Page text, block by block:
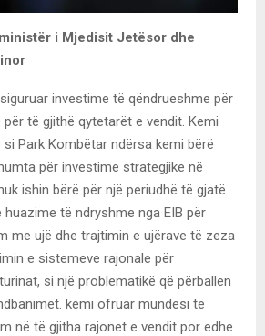
i Mjedisit Jetësor dhe
investime të qëndrueshme për
të gjithë qytetarët e vendit. Kemi
si Park Kombëtar ndërsa kemi bërë
për investime strategjike në
ishin bërë për një periudhë të gjatë.
huazime të ndryshme nga EIB për
me ujë dhe trajtimin e ujërave të zeza
e sistemeve rajonale për
si një problematikë që përballen
kemi ofruar mundësi të
në të gjitha rajonet e vendit por edhe